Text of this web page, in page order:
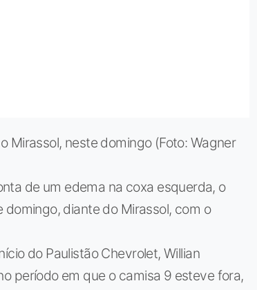
Mirassol, neste domingo (Foto: Wagner
de um edema na coxa esquerda, o
diante do Mirassol, com o
do Paulistão Chevrolet, Willian
período em que o camisa 9 esteve fora,